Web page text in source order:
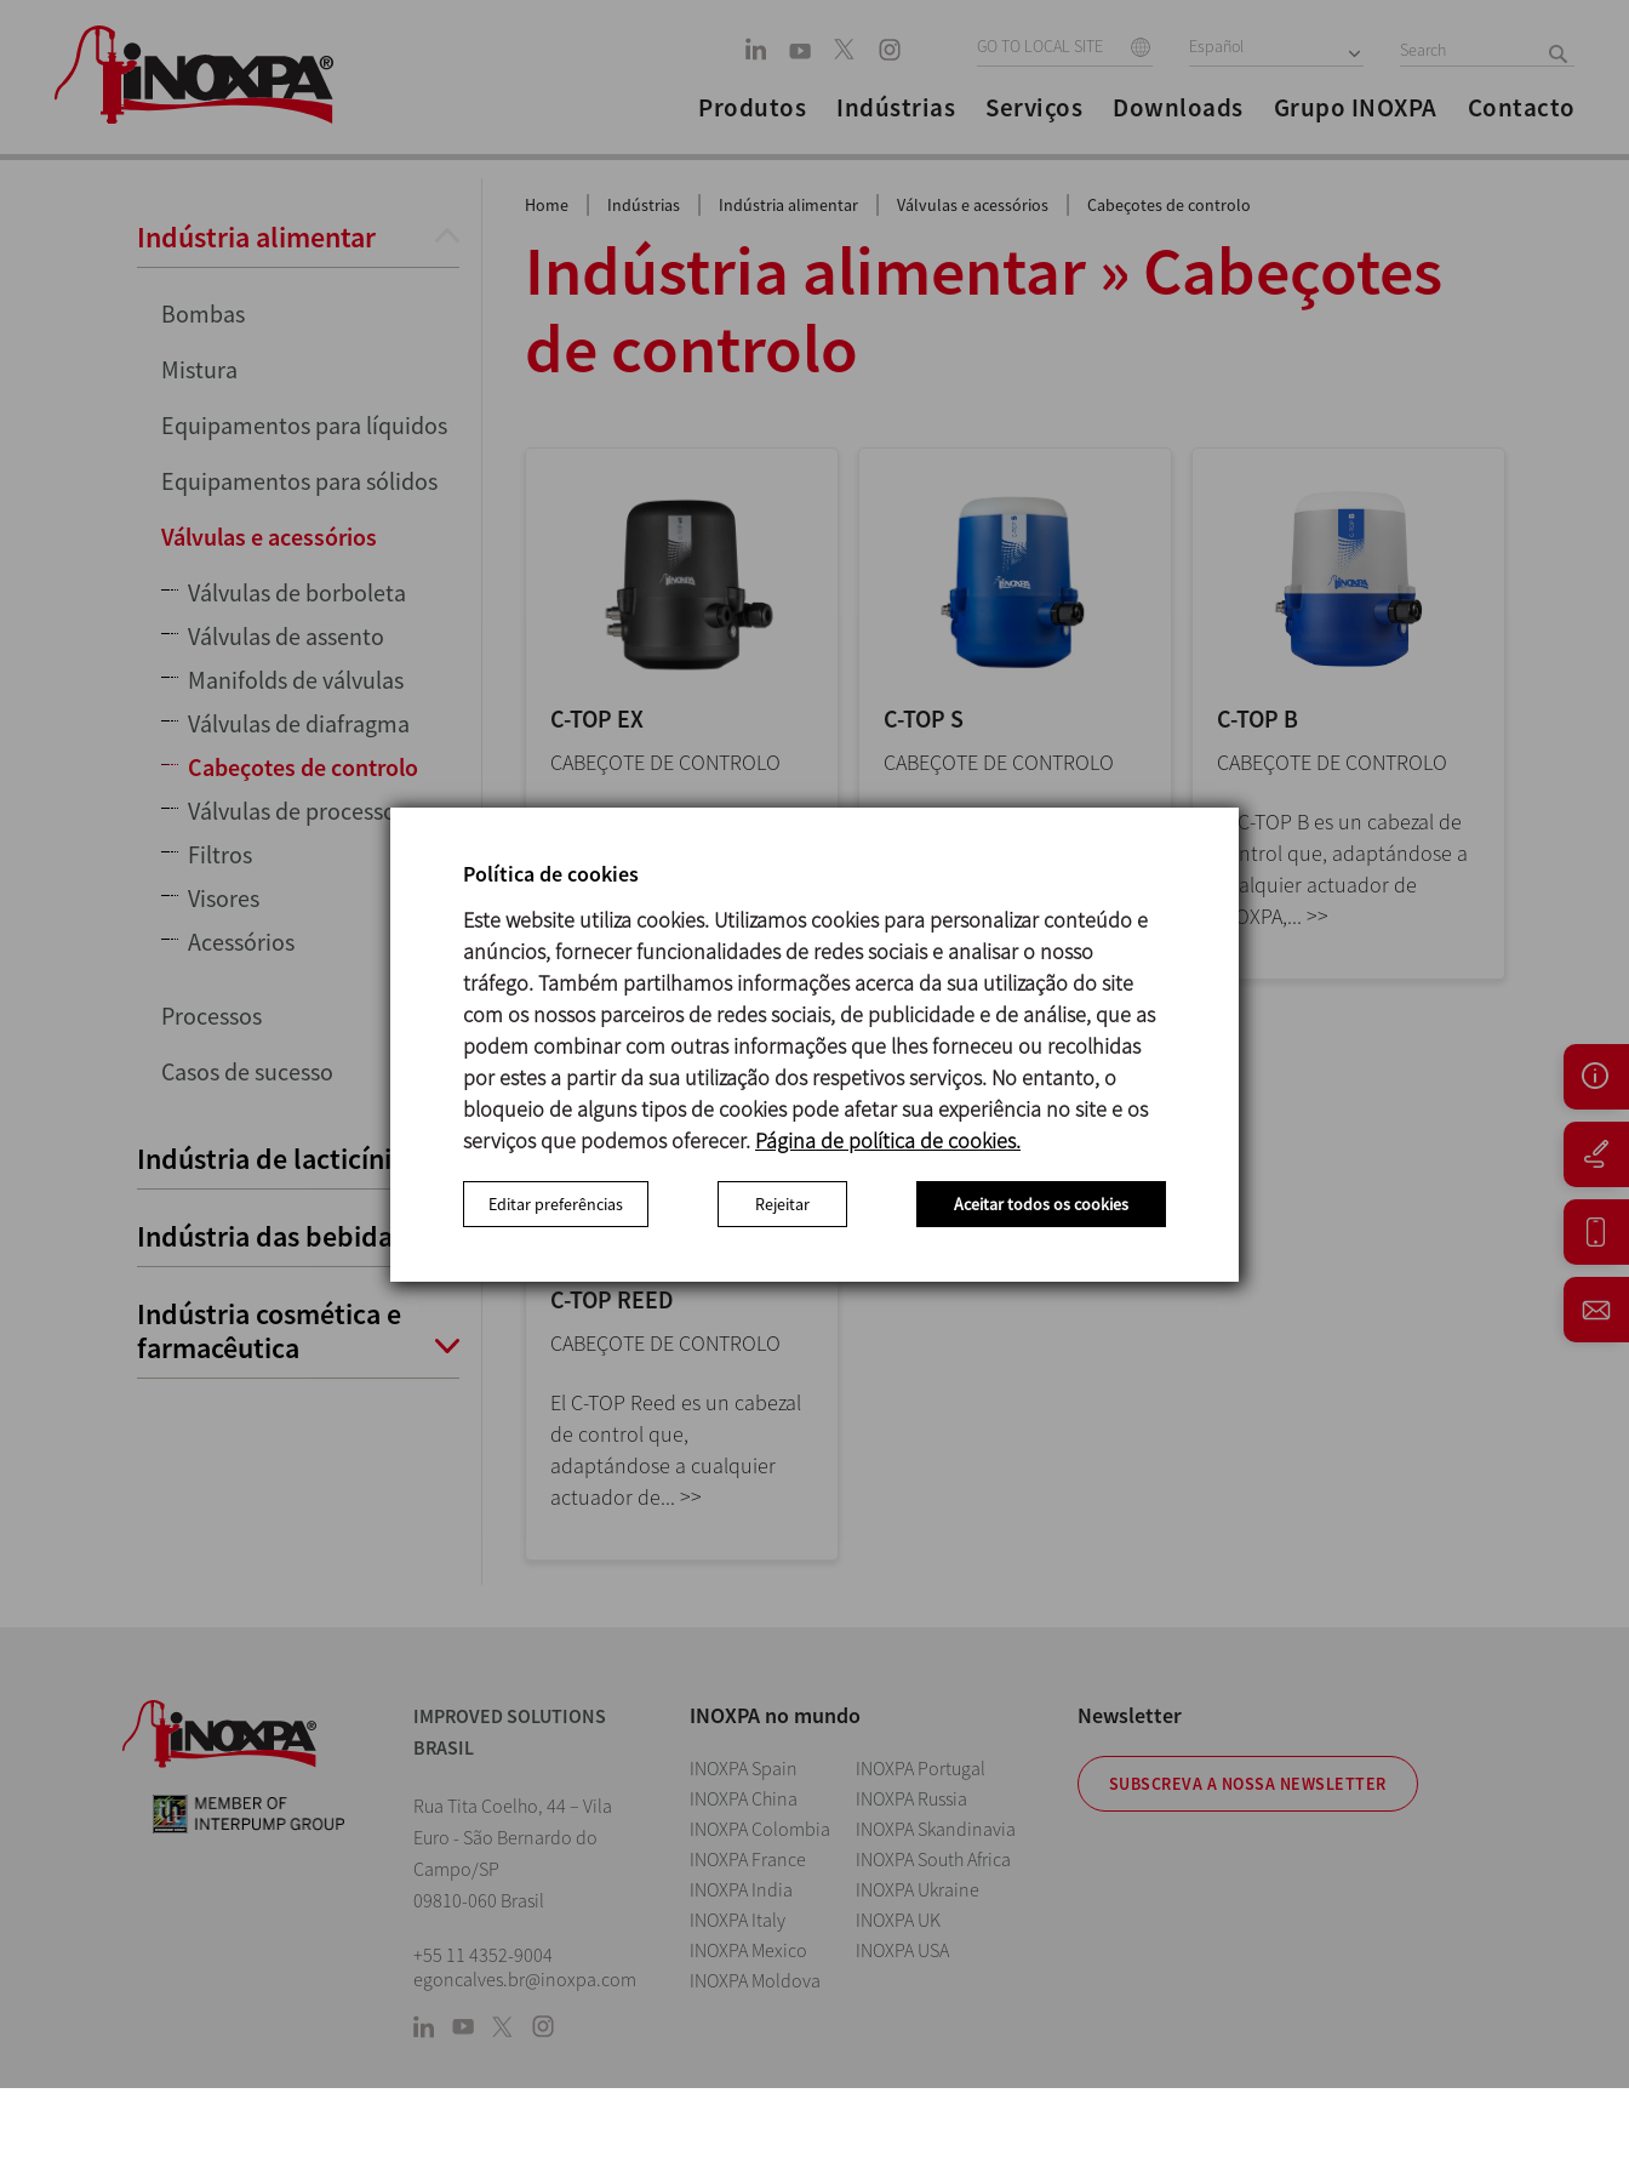
GO TO LOCAL SITE Español
Produtos Indústrias Serviços Downloads Grupo INOXPA Contacto
Indústria alimentar
Bombas
Mistura
Equipamentos para líquidos
Equipamentos para sólidos
Válvulas e acessórios
Válvulas de borboleta
Válvulas de assento
Manifolds de válvulas
Válvulas de diafragma
Cabeçotes de controlo
Válvulas de processo
Filtros
Visores
Acessórios
Processos
Casos de sucesso
Indústria de lacticínios
Indústria das bebidas
Indústria cosmética e
farmacêutica
Home | Indústrias | Indústria alimentar | Válvulas e acessórios | Cabeçotes de controlo
Indústria alimentar » Cabeçotes
de controlo
C-TOP EX
CABEÇOTE DE CONTROLO
todos los actuadores de
INOXPA para... >>
C-TOP S
CABEÇOTE DE CONTROLO
INOXPA,... >>
C-TOP B
CABEÇOTE DE CONTROLO
El C-TOP B es un cabezal de
control que, adaptándose a
cualquier actuador de
INOXPA,... >>
C-TOP REED
CABEÇOTE DE CONTROLO
El C-TOP Reed es un cabezal
de control que,
adaptándose a cualquier
actuador de... >>
IMPROVED SOLUTIONS
BRASIL
Rua Tita Coelho, 44 – Vila
Euro - São Bernardo do
Campo/SP
09810-060 Brasil
+55 11 4352-9004
egoncalves.br@inoxpa.com
INOXPA no mundo
INOXPA Spain
INOXPA China
INOXPA Colombia
INOXPA France
INOXPA India
INOXPA Italy
INOXPA Mexico
INOXPA Moldova
INOXPA Portugal
INOXPA Russia
INOXPA Skandinavia
INOXPA South Africa
INOXPA Ukraine
INOXPA UK
INOXPA USA
Newsletter
SUBSCREVA A NOSSA NEWSLETTER
Política de cookies
Este website utiliza cookies. Utilizamos cookies para personalizar conteúdo e
anúncios, fornecer funcionalidades de redes sociais e analisar o nosso
tráfego. Também partilhamos informações acerca da sua utilização do site
com os nossos parceiros de redes sociais, de publicidade e de análise, que as
podem combinar com outras informações que lhes forneceu ou recolhidas
por estes a partir da sua utilização dos respetivos serviços. No entanto, o
bloqueio de alguns tipos de cookies pode afetar sua experiência no site e os
serviços que podemos oferecer. Página de política de cookies.
Editar preferências Rejeitar Aceitar todos os cookies